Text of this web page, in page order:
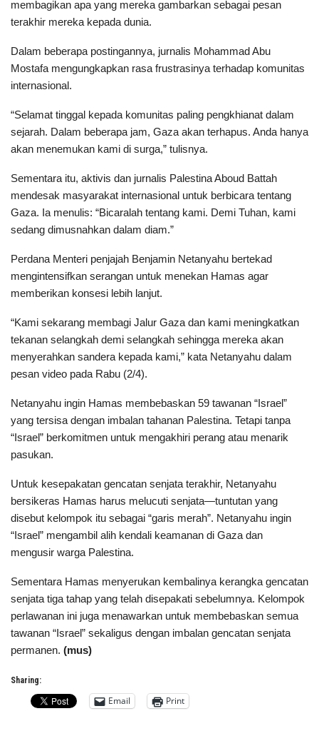
membagikan apa yang mereka gambarkan sebagai pesan
terakhir mereka kepada dunia.
Dalam beberapa postingannya, jurnalis Mohammad Abu
Mostafa mengungkapkan rasa frustrasinya terhadap komunitas
internasional.
“Selamat tinggal kepada komunitas paling pengkhianat dalam
sejarah. Dalam beberapa jam, Gaza akan terhapus. Anda hanya
akan menemukan kami di surga,” tulisnya.
Sementara itu, aktivis dan jurnalis Palestina Aboud Battah
mendesak masyarakat internasional untuk berbicara tentang
Gaza. Ia menulis: “Bicaralah tentang kami. Demi Tuhan, kami
sedang dimusnahkan dalam diam.”
Perdana Menteri penjajah Benjamin Netanyahu bertekad
mengintensifkan serangan untuk menekan Hamas agar
memberikan konsesi lebih lanjut.
“Kami sekarang membagi Jalur Gaza dan kami meningkatkan
tekanan selangkah demi selangkah sehingga mereka akan
menyerahkan sandera kepada kami,” kata Netanyahu dalam
pesan video pada Rabu (2/4).
Netanyahu ingin Hamas membebaskan 59 tawanan “Israel”
yang tersisa dengan imbalan tahanan Palestina. Tetapi tanpa
“Israel” berkomitmen untuk mengakhiri perang atau menarik
pasukan.
Untuk kesepakatan gencatan senjata terakhir, Netanyahu
bersikeras Hamas harus melucuti senjata—tuntutan yang
disebut kelompok itu sebagai “garis merah”. Netanyahu ingin
“Israel” mengambil alih kendali keamanan di Gaza dan
mengusir warga Palestina.
Sementara Hamas menyerukan kembalinya kerangka gencatan
senjata tiga tahap yang telah disepakati sebelumnya. Kelompok
perlawanan ini juga menawarkan untuk membebaskan semua
tawanan “Israel” sekaligus dengan imbalan gencatan senjata
permanen. (mus)
Sharing:
Email Print